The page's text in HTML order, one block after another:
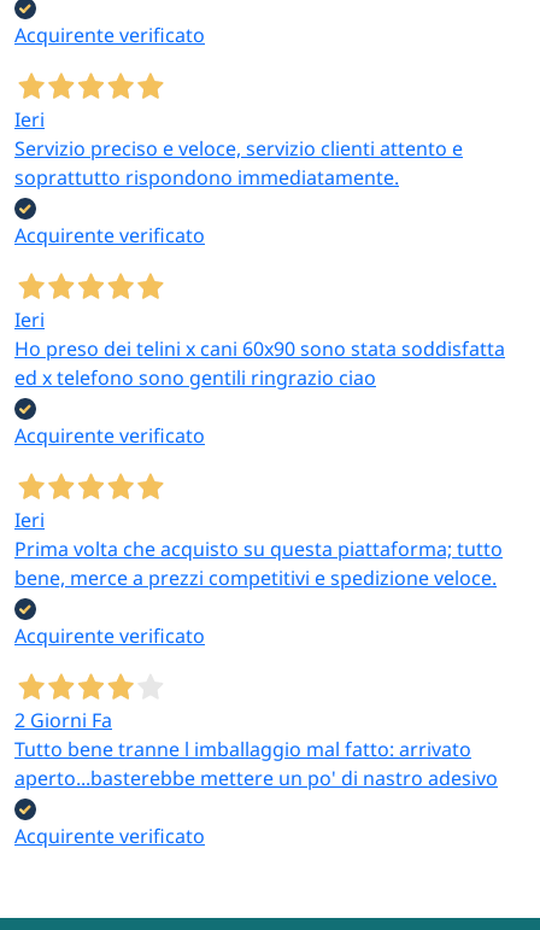
Acquirente verificato
Ieri
Servizio preciso e veloce, servizio clienti attento e
soprattutto rispondono immediatamente.
Acquirente verificato
Ieri
Ho preso dei telini x cani 60x90 sono stata soddisfatta
ed x telefono sono gentili ringrazio ciao
Acquirente verificato
Ieri
Prima volta che acquisto su questa piattaforma; tutto
bene, merce a prezzi competitivi e spedizione veloce.
Acquirente verificato
2 Giorni Fa
Tutto bene tranne l imballaggio mal fatto: arrivato
aperto...basterebbe mettere un po' di nastro adesivo
Acquirente verificato